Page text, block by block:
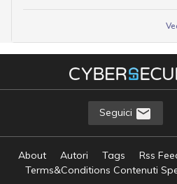
Seguici
About Autori Tags Rss
Terms&Conditions Contenuti